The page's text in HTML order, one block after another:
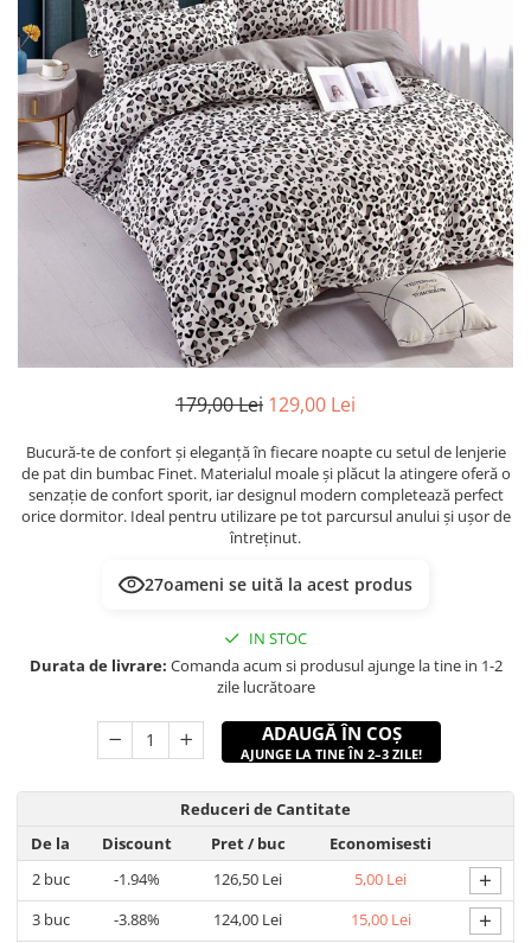
179,00 Lei 129,00 Lei
Bucură-te de confort și eleganță în fiecare noapte cu setul de lenjerie
de pat din bumbac Finet. Materialul moale și plăcut la atingere oferă o
senzație de confort sporit, iar designul modern completează perfect
orice dormitor. Ideal pentru utilizare pe tot parcursul anului și ușor de
întreținut.
27oameni se uită la acest produs
IN STOC
Durata de livrare: Comanda acum si produsul ajunge la tine in 1-2
zile lucrătoare
ADAUGĂ ÎN COȘ
AJUNGE LA TINE ÎN 2–3 ZILE!
Reduceri de Cantitate
De la
Discount Pret/ buc
Economisesti
2buc -1.94% 126,50 Lei 5,00 Lei +
3buc -3.88% 124,00 Lei 15,00 Lei +